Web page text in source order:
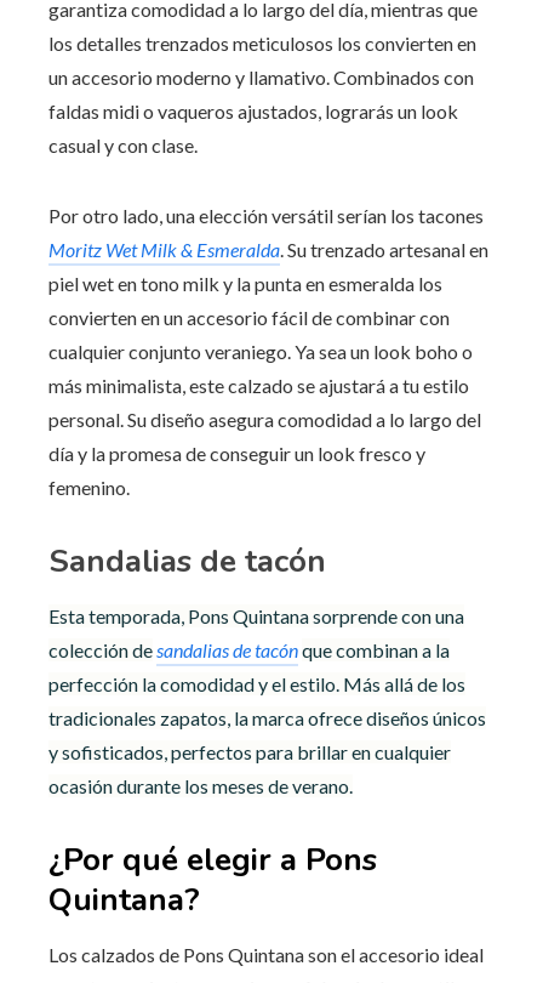
garantiza comodidad a lo largo del día, mientras que
los detalles trenzados meticulosos los convierten en
un accesorio moderno y llamativo. Combinados con
faldas midi o vaqueros ajustados, lograrás un look
casual y con clase.
Por otro lado, una elección versátil serían los tacones
Moritz Wet Milk & Esmeralda. Su trenzado artesanal en
piel wet en tono milk y la punta en esmeralda los
convierten en un accesorio fácil de combinar con
cualquier conjunto veraniego. Ya sea un look boho o
más minimalista, este calzado se ajustará a tu estilo
personal. Su diseño asegura comodidad a lo largo del
día y la promesa de conseguir un look fresco y
femenino.
Sandalias de tacón
Esta temporada, Pons Quintana sorprende con una
colección desandalias de tacónque combinan a la
perfección la comodidad y el estilo. Más allá de los
tradicionales zapatos, la marca ofrece diseños únicos
y sofisticados, perfectos para brillar en cualquier
ocasión durante los meses de verano.
¿Por qué elegir a Pons
Quintana?
Los calzados de Pons Quintana son el accesorio ideal